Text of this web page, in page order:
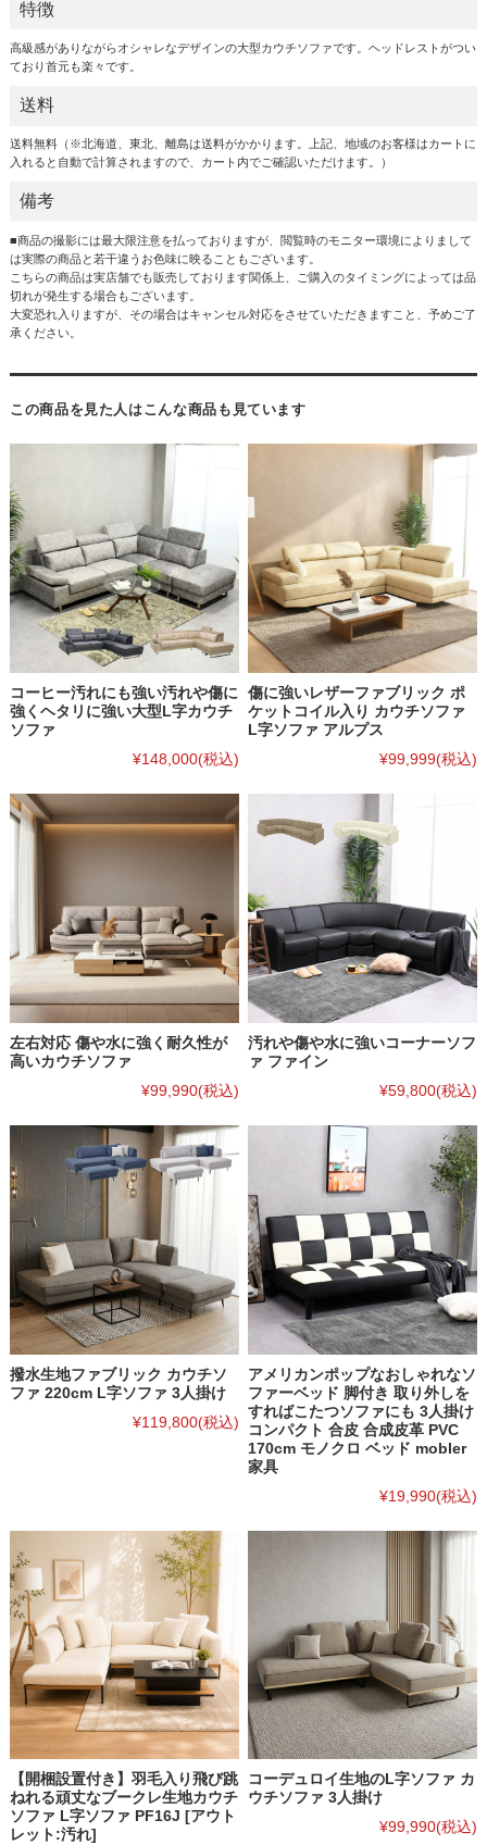
特徴
高級感がありながらオシャレなデザインの大型カウチソファです。ヘッドレストがつい
ており首元も楽々です。
送料
送料無料（※北海道、東北、離島は送料がかかります。上記、地域のお客様はカートに
入れると自動で計算されますので、カート内でご確認いただけます。）
備考
■商品の撮影には最大限注意を払っておりますが、閲覧時のモニター環境によりまして
は実際の商品と若干違うお色味に映ることもございます。
こちらの商品は実店舗でも販売しております関係上、ご購入のタイミングによっては品
切れが発生する場合もございます。
大変恐れ入りますが、その場合はキャンセル対応をさせていただきますこと、予めご了
承ください。
この商品を見た人はこんな商品も見ています
コーヒー汚れにも強い汚れや傷に
強くヘタリに強い大型L字カウチ
ソファ
¥148,000(税込)
傷に強いレザーファブリック ポ
ケットコイル入り カウチソファ
L字ソファ アルプス
¥99,999(税込)
左右対応 傷や水に強く耐久性が
高いカウチソファ
¥99,990(税込)
汚れや傷や水に強いコーナーソフ
ァ ファイン
¥59,800(税込)
撥水生地ファブリック カウチソ
ファ 220cm L字ソファ 3人掛け
¥119,800(税込)
アメリカンポップなおしゃれなソ
ファーベッド 脚付き 取り外しを
すればこたつソファにも 3人掛け
コンパクト 合皮 合成皮革 PVC
170cm モノクロ ベッド mobler
家具
¥19,990(税込)
【開梱設置付き】羽毛入り飛び跳
ねれる頑丈なブークレ生地カウチ
ソファ L字ソファ PF16J [アウト
レット:汚れ]
コーデュロイ生地のL字ソファ カ
ウチソファ 3人掛け
¥99,990(税込)